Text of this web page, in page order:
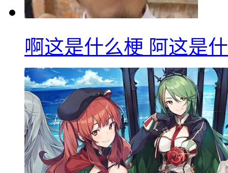
啊这是什么梗 阿这是